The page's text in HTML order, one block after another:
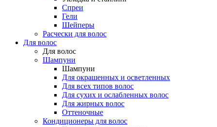
Спреи
Гели
Шейперы
Расчески для волос
Для волос
Для волос
Шампуни
Шампуни
Для окрашенных и осветленных
Для всех типов волос
Для сухих и ослабленных волос
Для жирных волос
Оттеночные
Кондиционеры для волос